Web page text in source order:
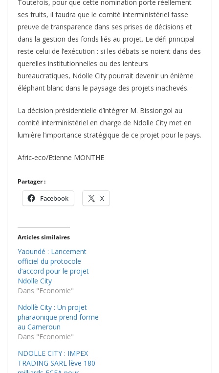
Toutefois, pour que cette nomination porte réellement
ses fruits, il faudra que le comité interministériel fasse
preuve de transparence dans ses prises de décisions et
dans la gestion des fonds liés au projet. Le défi principal
reste celui de l’exécution : si les débats se noient dans des
querelles institutionnelles ou des lenteurs
bureaucratiques, Ndolle City pourrait devenir un énième
éléphant blanc dans le paysage des projets inachevés.
La décision présidentielle d’intégrer M. Bissiongol au
comité interministériel en charge de Ndolle City met en
lumière l’importance stratégique de ce projet pour le pays.
Afric-eco/Etienne MONTHE
Partager :
Facebook X
Articles similaires
Yaoundé : Lancement
officiel du protocole
d’accord pour le projet
Ndolle City
Dans "Economie"
Ndollè City : Un projet
pharaonique prend forme
au Cameroun
Dans "Economie"
NDOLLE CITY : IMPEX
TRADING SARL lève 180